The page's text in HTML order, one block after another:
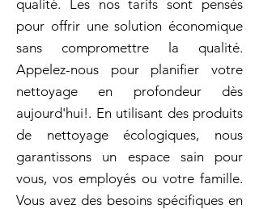
qualité. Les nos tarifs sont pensés
pour offrir une solution économique
sans compromettre la qualité.
Appelez-nous pour planifier votre
nettoyage en profondeur dès
aujourd'hui!. En utilisant des produits
de nettoyage écologiques, nous
garantissons un espace sain pour
vous, vos employés ou votre famille.
Vous avez des besoins spécifiques en